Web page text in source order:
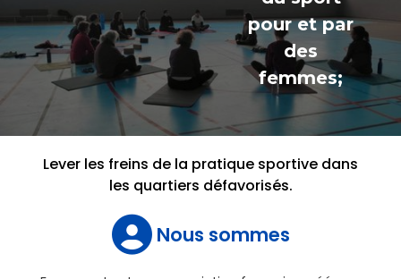
pour et par
des
femmes;
Lever les freins de la pratique sportive dans
les quartiers défavorisés.
 Nous sommes